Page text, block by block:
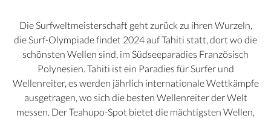
Die Surfweltmeisterschaft geht zurück zu ihren Wurzeln,
die Surf-Olympiade findet 2024 auf Tahiti statt, dort wo die
schönsten Wellen sind, im Südseeparadies Französisch
Polynesien. Tahiti ist ein Paradies für Surfer und
Wellenreiter, es werden jährlich internationale Wettkämpfe
ausgetragen, wo sich die besten Wellenreiter der Welt
messen. Der Teahupo-Spot bietet die mächtigsten Wellen,